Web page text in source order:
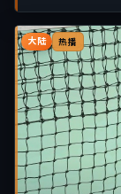
大陆 热播